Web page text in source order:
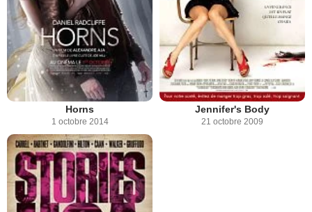
Horns
1 octobre 2014
Jennifer's Body
21 octobre 2009